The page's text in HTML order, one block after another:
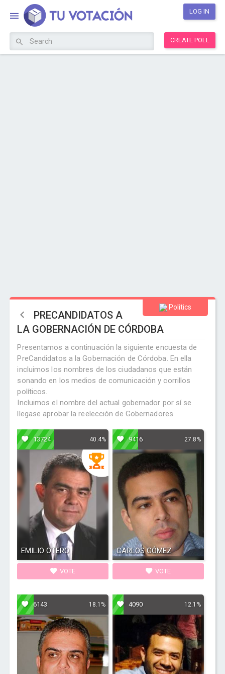
LOG IN
CREATE POLL
Politics
PRECANDIDATOS A
LA GOBERNACIÓN DE CÓRDOBA
Presentamos a continuación la siguiente encuesta de
PreCandidatos a la Gobernación de Córdoba. En ella
incluimos los nombres de los ciudadanos que están
sonando en los medios de comunicación y corrillos
políticos.
Incluimos el nombre del actual gobernador por sí se
llegase aprobar la reelección de Gobernadores
13724 40.4%
EMILIO OTERO
VOTE
9416 27.8%
CARLOS GÓMEZ
VOTE
6143 18.1% 4090 12.1%